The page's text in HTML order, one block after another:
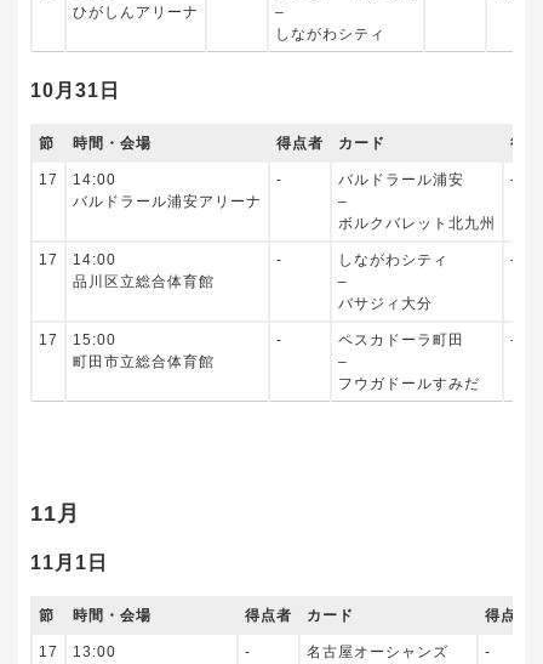
ひがしんアリーナ
–
しながわシティ
10月31日
節 時間・会場 得点者 カード 得
17
14:00
バルドラール浦安アリーナ
‐
バルドラール浦安
–
ボルクバレット北九州
‐
17
14:00
品川区立総合体育館
‐
しながわシティ
–
バサジィ大分
‐
17
15:00
町田市立総合体育館
‐
ペスカドーラ町田
–
フウガドールすみだ
‐
11月
11月1日
節 時間・会場 得点者 カード 得点者
17 13:00 ‐ 名古屋オーシャンズ ‐